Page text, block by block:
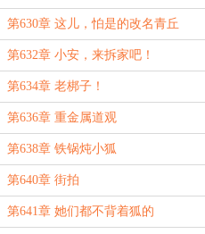
版）
第630章 这儿，怕是的改名青丘
第632章 小安，来拆家吧！
第634章 老梆子！
第636章 重金属道观
第638章 铁锅炖小狐
第640章 街拍
第641章 她们都不背着狐的